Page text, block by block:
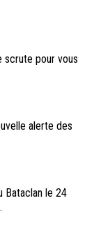
scrute pour vous
alerte des
Bataclan le 24